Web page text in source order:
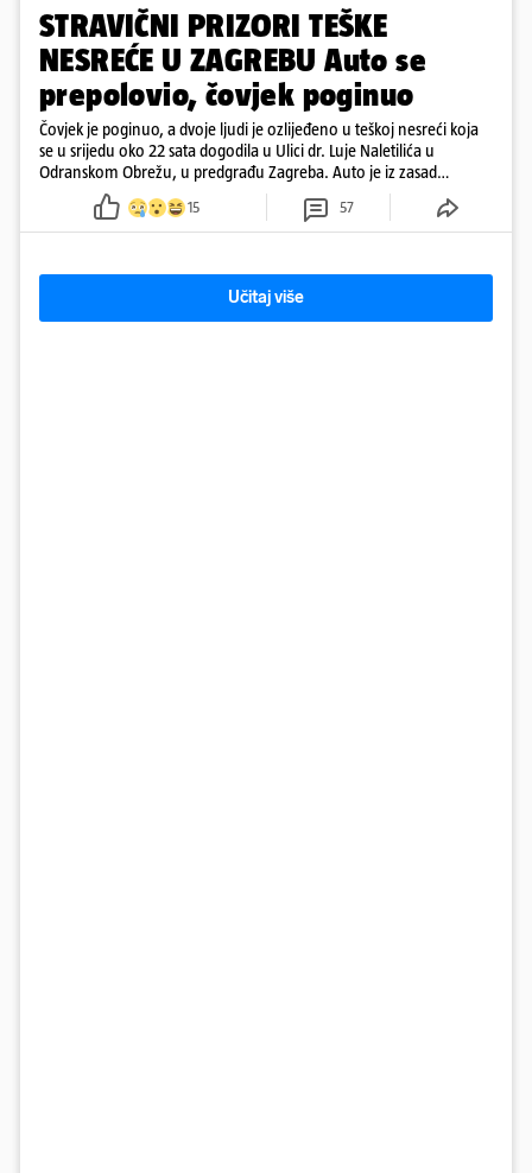
STRAVIČNI PRIZORI TEŠKE
NESREĆE U ZAGREBU Auto se
prepolovio, čovjek poginuo
Čovjek je poginuo, a dvoje ljudi je ozlijeđeno u teškoj nesreći koja
se u srijedu oko 22 sata dogodila u Ulici dr. Luje Naletilića u
Odranskom Obrežu, u predgrađu Zagreba. Auto je iz zasad
neutvrđenih razloga sletio s kolnika, a od siline udara vozilo se
prepolovilo.
15 57
Učitaj više